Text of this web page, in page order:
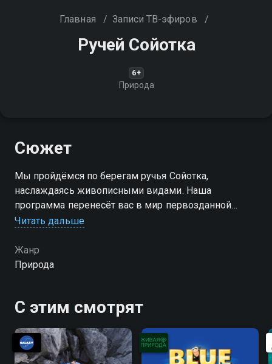
Главная / Записи ТВ-эфиров /
Ручей Сойотка
6+
Природа
Сюжет
Мы пройдёмся по берегам ручья Сойотка,
наслаждаясь живописными видами. Наша
программа перенесёт вас в мир первозданной
красоты и позволит ощутить мощь и величие
Читать дальше
Жанр
Природа
С этим смотрят